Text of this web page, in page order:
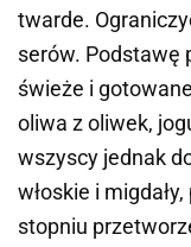
twarde.
serów. Podstawę
świeże i
oliwa z oliwek,
wszyscy jednak
włoskie i
stopniu